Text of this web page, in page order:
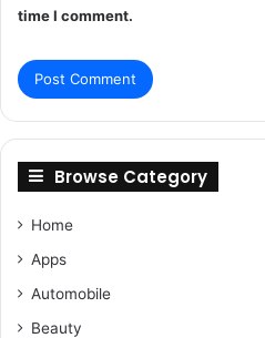
time I comment.
Browse Category
Home
Apps
Automobile
Beauty